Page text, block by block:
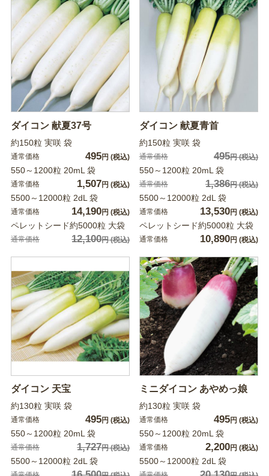
ダイコン 献夏37号
約150粒 実咲 袋
通常価格 495円 (税込)
550～1200粒 20mL 袋
通常価格 1,507円 (税込)
5500～12000粒 2dL 袋
通常価格 14,190円 (税込)
ペレットシード約5000粒 大袋
通常価格 12,100円(税込)
ダイコン 献夏青首
約150粒 実咲 袋
通常価格 495円(税込)
550～1200粒 20mL 袋
通常価格 1,386円(税込)
5500～12000粒 2dL 袋
通常価格 13,530円 (税込)
ペレットシード約5000粒 大袋
通常価格 10,890円 (税込)
ダイコン 天宝
約130粒 実咲 袋
通常価格 495円 (税込)
550～1200粒 20mL 袋
通常価格 1,727円(税込)
5500～12000粒 2dL 袋
ミニダイコン あやめっ娘
約130粒 実咲 袋
通常価格 495円 (税込)
550～1200粒 20mL 袋
通常価格 2,200円 (税込)
5500～12000粒 2dL 袋